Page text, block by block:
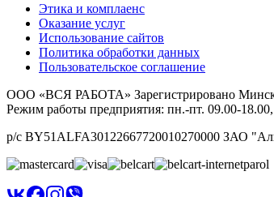
Этика и комплаенс
Оказание услуг
Использование сайтов
Политика обработки данных
Пользовательское соглашение
ООО «ВСЯ РАБОТА» Зарегистрировано
Режим работы предприятия: пн.-пт. 09.00-
р/с BY51ALFA30122667720010270000 ЗАО